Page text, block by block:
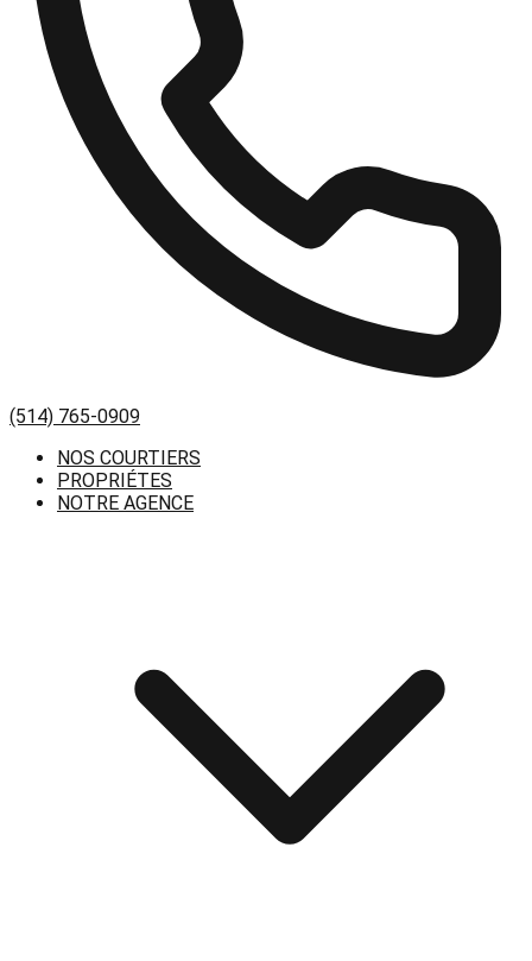
(514) 765-0909
NOS COURTIERS
PROPRIÉTES
NOTRE AGENCE